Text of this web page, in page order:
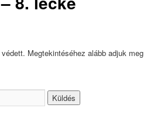
Megtekintéséhez alább adjuk meg